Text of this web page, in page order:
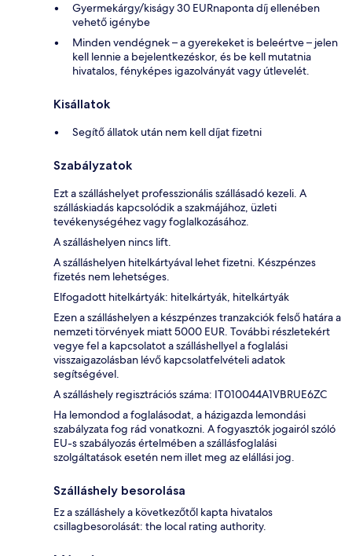
Gyermekárgy/kiságy 30 EURnaponta díj ellenében
vehető igénybe
Minden vendégnek – a gyerekeket is beleértve – jelen
kell lennie a bejelentkezéskor, és be kell mutatnia
hivatalos, fényképes igazolványát vagy útlevelét.
Kisállatok
Segítő állatok után nem kell díjat fizetni
Szabályzatok
Ezt a szálláshelyet professzionális szállásadó kezeli. A
szálláskiadás kapcsolódik a szakmájához, üzleti
tevékenységéhez vagy foglalkozásához.
A szálláshelyen nincs lift.
A szálláshelyen hitelkártyával lehet fizetni. Készpénzes
fizetés nem lehetséges.
Elfogadott hitelkártyák: hitelkártyák, hitelkártyák
Ezen a szálláshelyen a készpénzes tranzakciók felső határa a
nemzeti törvények miatt 5000 EUR. További részletekért
vegye fel a kapcsolatot a szálláshellyel a foglalási
visszaigazolásban lévő kapcsolatfelvételi adatok
segítségével.
A szálláshely regisztrációs száma: IT010044A1VBRUE6ZC
Ha lemondod a foglalásodat, a házigazda lemondási
szabályzata fog rád vonatkozni. A fogyasztók jogairól szóló
EU-s szabályozás értelmében a szállásfoglalási
szolgáltatások esetén nem illet meg az elállási jog.
Szálláshely besorolása
Ez a szálláshely a következőtől kapta hivatalos
csillagbesorolását: the local rating authority.